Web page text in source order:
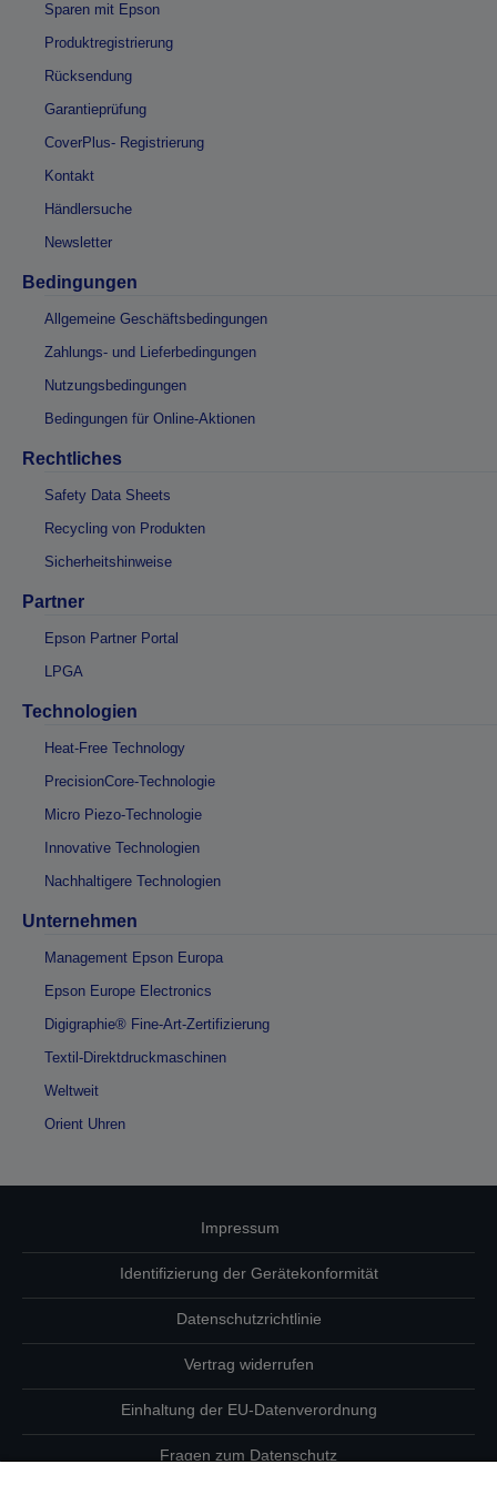
Sparen mit Epson
Produktregistrierung
Rücksendung
Garantieprüfung
CoverPlus- Registrierung
Kontakt
Händlersuche
Newsletter
Bedingungen
Allgemeine Geschäftsbedingungen
Zahlungs- und Lieferbedingungen
Nutzungsbedingungen
Bedingungen für Online-Aktionen
Rechtliches
Safety Data Sheets
Recycling von Produkten
Sicherheitshinweise
Partner
Epson Partner Portal
LPGA
Technologien
Heat-Free Technology
PrecisionCore-Technologie
Micro Piezo-Technologie
Innovative Technologien
Nachhaltigere Technologien
Unternehmen
Management Epson Europa
Epson Europe Electronics
Digigraphie® Fine-Art-Zertifizierung
Textil-Direktdruckmaschinen
Weltweit
Orient Uhren
Impressum
Identifizierung der Gerätekonformität
Datenschutzrichtlinie
Vertrag widerrufen
Einhaltung der EU-Datenverordnung
Fragen zum Datenschutz